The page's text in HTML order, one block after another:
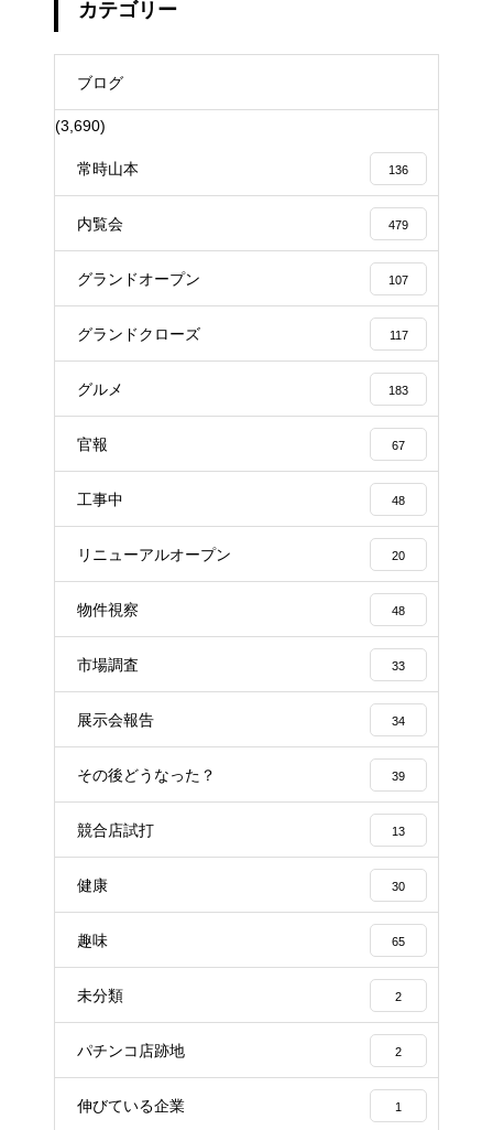
カテゴリー
ブログ
(3,690)
常時山本 136
内覧会 479
グランドオープン 107
グランドクローズ 117
グルメ 183
官報 67
工事中 48
リニューアルオープン 20
物件視察 48
市場調査 33
展示会報告 34
その後どうなった？ 39
競合店試打 13
健康 30
趣味 65
未分類 2
パチンコ店跡地 2
伸びている企業 1